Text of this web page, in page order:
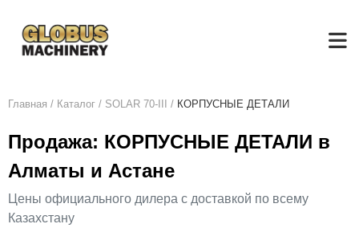
Главная / Каталог / SOLAR 70-III / КОРПУСНЫЕ ДЕТАЛИ
Продажа: КОРПУСНЫЕ ДЕТАЛИ в
Алматы и Астане
Цены официального дилера с доставкой по всему
Казахстану